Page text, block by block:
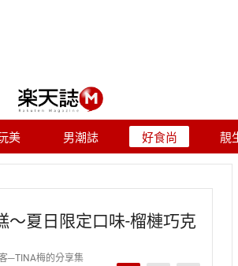
美 男潮誌 好食尚 靚
～夏日限定口味-榴槤巧克
─TINA梅的分享集